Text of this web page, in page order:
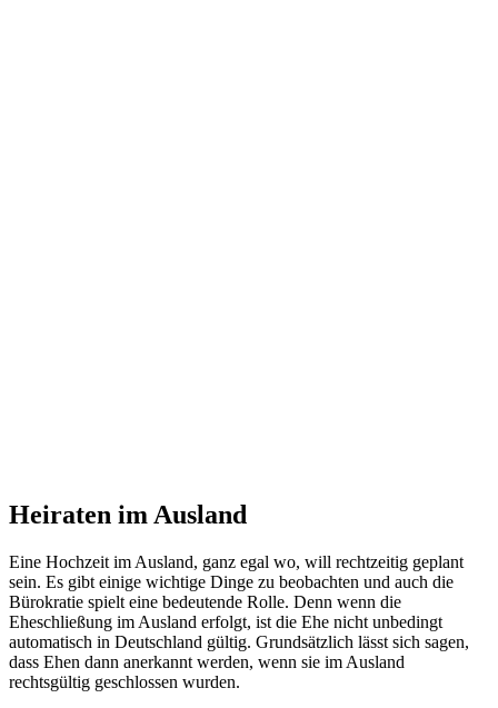
Heiraten im Ausland
Eine Hochzeit im Ausland, ganz egal wo, will rechtzeitig geplant
sein. Es gibt einige wichtige Dinge zu beobachten und auch die
Bürokratie spielt eine bedeutende Rolle. Denn wenn die
Eheschließung im Ausland erfolgt, ist die Ehe nicht unbedingt
automatisch in Deutschland gültig. Grundsätzlich lässt sich sagen,
dass Ehen dann anerkannt werden, wenn sie im Ausland
rechtsgültig geschlossen wurden.